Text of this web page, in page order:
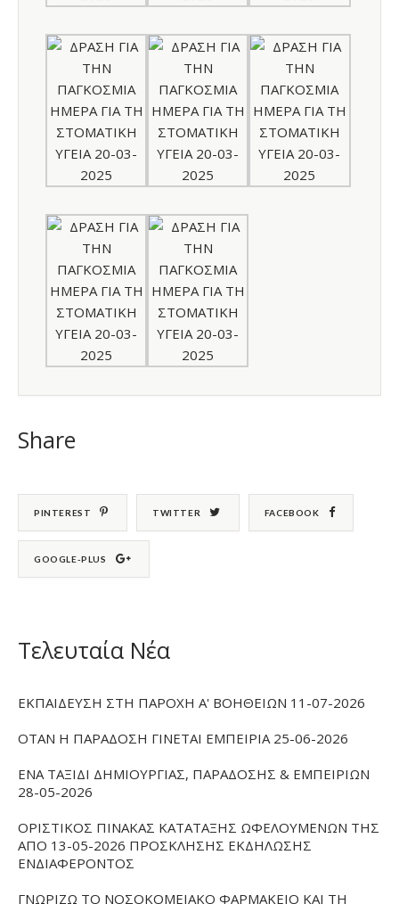
Share
PINTEREST TWITTER FACEBOOK
GOOGLE-PLUS
Τελευταία Νέα
ΕΚΠΑΙΔΕΥΣΗ ΣΤΗ ΠΑΡΟΧΗ Α' ΒΟΗΘΕΙΩΝ 11-07-2026
ΟΤΑΝ Η ΠΑΡΑΔΟΣΗ ΓΙΝΕΤΑΙ ΕΜΠΕΙΡΙΑ 25-06-2026
ΕΝΑ ΤΑΞΙΔΙ ΔΗΜΙΟΥΡΓΙΑΣ, ΠΑΡΑΔΟΣΗΣ & ΕΜΠΕΙΡΙΩΝ
28-05-2026
ΟΡΙΣΤΙΚΟΣ ΠΙΝΑΚΑΣ ΚΑΤΑΤΑΞΗΣ ΩΦΕΛΟΥΜΕΝΩΝ ΤΗΣ
ΑΠΟ 13-05-2026 ΠΡΟΣΚΛΗΣΗΣ ΕΚΔΗΛΩΣΗΣ
ΕΝΔΙΑΦΕΡΟΝΤΟΣ
ΓΝΩΡΙΖΩ ΤΟ ΝΟΣΟΚΟΜΕΙΑΚΟ ΦΑΡΜΑΚΕΙΟ ΚΑΙ ΤΗ